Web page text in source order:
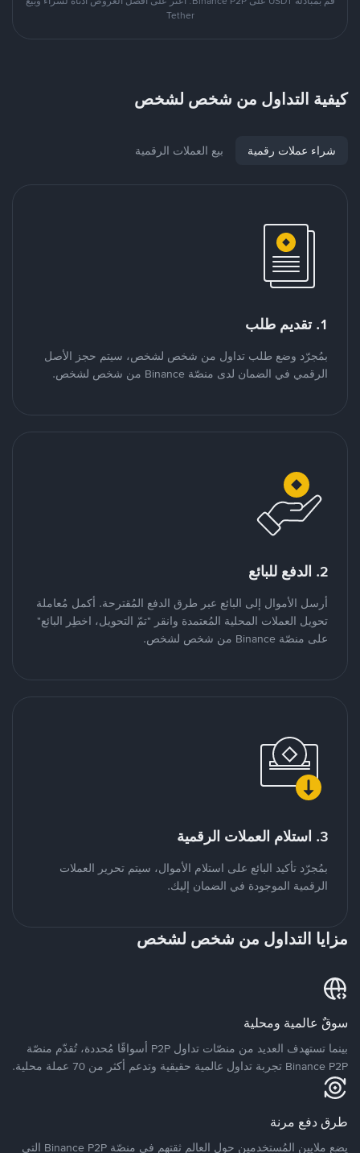
Tether
كيفية التداول من شخص لشخص
شراء عملات رقمية بيع العملات الرقمية
1. تقديم طلب
بمُجرّد وضع طلب تداول من شخص لشخص، سيتم حجز الأصل
الرقمي في الضمان لدى منصّة Binance من شخص لشخص.
2. الدفع للبائع
أرسل الأموال إلى البائع عبر طرق الدفع المُقترحة. أكمل مُعاملة
تحويل العملات المحلية المُعتمدة وانقر "تمّ التحويل، اخطِر البائع"
على منصّة Binance من شخص لشخص.
3. استلام العملات الرقمية
بمُجرّد تأكيد البائع على استلام الأموال، سيتم تحرير العملات
الرقمية الموجودة في الضمان إليك.
مزايا التداول من شخص لشخص
سوقٌ عالمية ومحلية
بينما تستهدف العديد من منصّات تداول P2P أسواقًا مُحددة، تُقدّم منصّة
Binance P2P تجربة تداول عالمية حقيقية وتدعم أكثر من 70 عملة محلية.
طرق دفع مرنة
يضع ملايين المُستخدمين حول العالم ثقتهم في منصّة Binance P2P التي